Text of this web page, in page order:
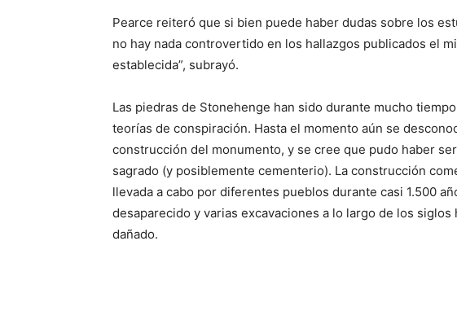
Pearce reiteró que si bien puede haber dudas sobre los
no hay nada controvertido en los hallazgos publicados el
establecida”, subrayó.
Las piedras de Stonehenge han sido durante mucho
teorías de conspiración. Hasta el momento aún se
construcción del monumento, y se cree que pudo haber
sagrado (y posiblemente cementerio). La construcción
llevada a cabo por diferentes pueblos durante casi 1.500
desaparecido y varias excavaciones a lo largo de los
dañado.